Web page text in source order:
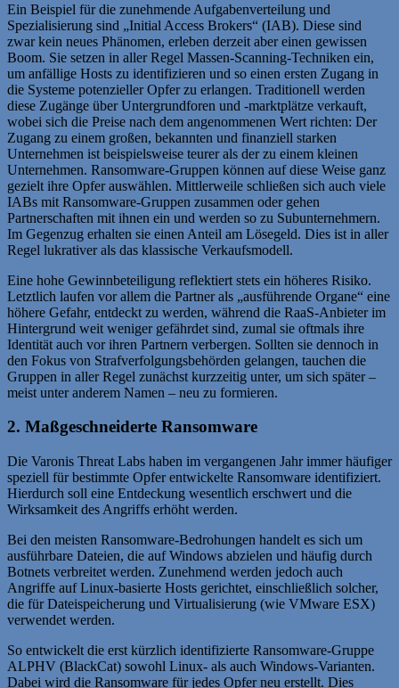
Ein Beispiel für die zunehmende Aufgabenverteilung und
Spezialisierung sind „Initial Access Brokers“ (IAB). Diese sind
zwar kein neues Phänomen, erleben derzeit aber einen gewissen
Boom. Sie setzen in aller Regel Massen-Scanning-Techniken ein,
um anfällige Hosts zu identifizieren und so einen ersten Zugang in
die Systeme potenzieller Opfer zu erlangen. Traditionell werden
diese Zugänge über Untergrundforen und -marktplätze verkauft,
wobei sich die Preise nach dem angenommenen Wert richten: Der
Zugang zu einem großen, bekannten und finanziell starken
Unternehmen ist beispielsweise teurer als der zu einem kleinen
Unternehmen. Ransomware-Gruppen können auf diese Weise ganz
gezielt ihre Opfer auswählen. Mittlerweile schließen sich auch viele
IABs mit Ransomware-Gruppen zusammen oder gehen
Partnerschaften mit ihnen ein und werden so zu Subunternehmern.
Im Gegenzug erhalten sie einen Anteil am Lösegeld. Dies ist in aller
Regel lukrativer als das klassische Verkaufsmodell.
Eine hohe Gewinnbeteiligung reflektiert stets ein höheres Risiko.
Letztlich laufen vor allem die Partner als „ausführende Organe“ eine
höhere Gefahr, entdeckt zu werden, während die RaaS-Anbieter im
Hintergrund weit weniger gefährdet sind, zumal sie oftmals ihre
Identität auch vor ihren Partnern verbergen. Sollten sie dennoch in
den Fokus von Strafverfolgungsbehörden gelangen, tauchen die
Gruppen in aller Regel zunächst kurzzeitig unter, um sich später –
meist unter anderem Namen – neu zu formieren.
2. Maßgeschneiderte Ransomware
Die Varonis Threat Labs haben im vergangenen Jahr immer häufiger
speziell für bestimmte Opfer entwickelte Ransomware identifiziert.
Hierdurch soll eine Entdeckung wesentlich erschwert und die
Wirksamkeit des Angriffs erhöht werden.
Bei den meisten Ransomware-Bedrohungen handelt es sich um
ausführbare Dateien, die auf Windows abzielen und häufig durch
Botnets verbreitet werden. Zunehmend werden jedoch auch
Angriffe auf Linux-basierte Hosts gerichtet, einschließlich solcher,
die für Dateispeicherung und Virtualisierung (wie VMware ESX)
verwendet werden.
So entwickelt die erst kürzlich identifizierte Ransomware-Gruppe
ALPHV (BlackCat) sowohl Linux- als auch Windows-Varianten.
Dabei wird die Ransomware für jedes Opfer neu erstellt. Dies